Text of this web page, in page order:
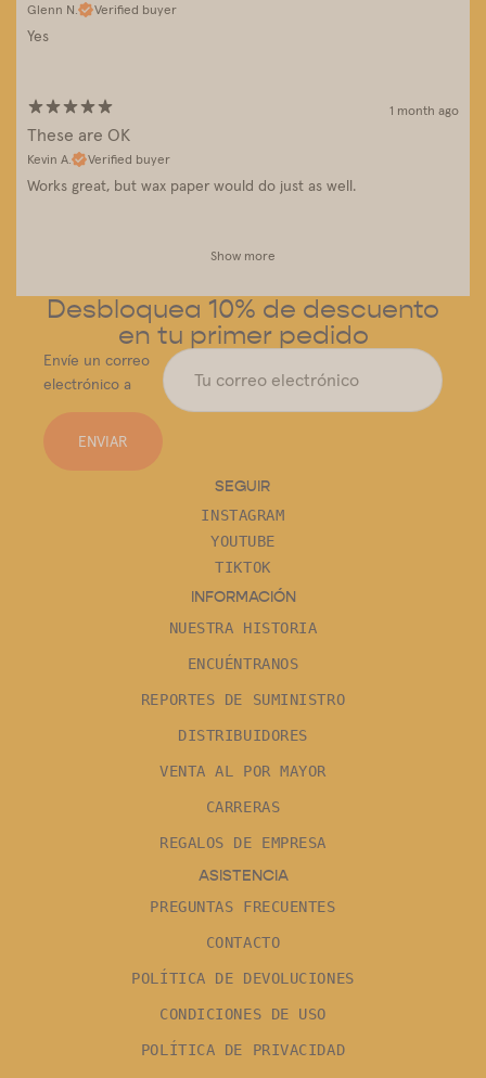
Glenn N. Verified buyer
Yes
1 month ago
These are OK
Kevin A. Verified buyer
Works great, but wax paper would do just as well.
Show more
Desbloquea 10% de descuento
en tu primer pedido
Envíe un correo
electrónico a
ENVIAR
SEGUIR
INSTAGRAM
YOUTUBE
TIKTOK
INFORMACIÓN
NUESTRA HISTORIA
ENCUÉNTRANOS
REPORTES DE SUMINISTRO
DISTRIBUIDORES
VENTA AL POR MAYOR
CARRERAS
REGALOS DE EMPRESA
ASISTENCIA
PREGUNTAS FRECUENTES
CONTACTO
POLÍTICA DE DEVOLUCIONES
CONDICIONES DE USO
POLÍTICA DE PRIVACIDAD